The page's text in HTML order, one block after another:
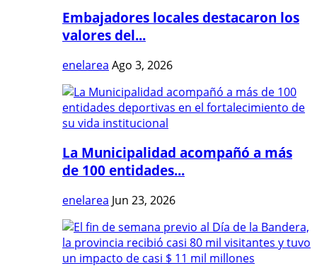
Embajadores locales destacaron los
valores del...
enelarea Ago 3, 2026
La Municipalidad acompañó a más
de 100 entidades...
enelarea Jun 23, 2026